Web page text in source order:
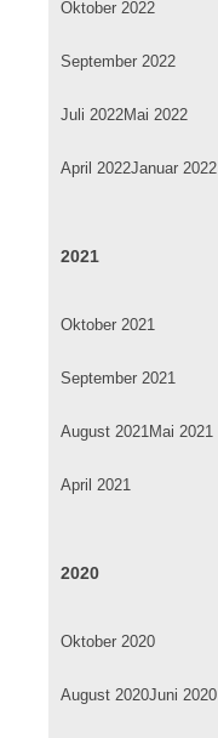
Oktober 2022
September 2022
Juli 2022Mai 2022
April 2022Januar 2022
2021
Oktober 2021
September 2021
August 2021Mai 2021
April 2021
2020
Oktober 2020
August 2020Juni 2020